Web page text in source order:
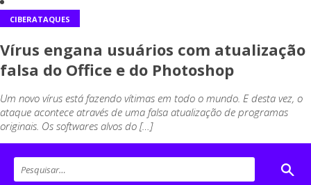
CIBERATAQUES
Vírus engana usuários com atualização
falsa do Office e do Photoshop
Um novo vírus está fazendo vítimas em todo o mundo. E desta vez, o
ataque acontece através de uma falsa atualização de programas
originais. Os softwares alvos do […]